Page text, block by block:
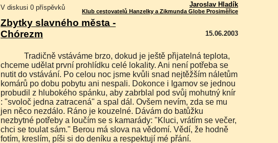
V diskusi 0 příspěvků Jaroslav Hladík
Klub cestovatelů Hanzelky a Zikmunda Globe Prosiměřice
Zbytky slavného města -
Chórezm
15.06.2003
Tradičně vstáváme brzo, dokud je ještě přijatelná teplota,
chceme udělat první prohlídku celé lokality. Ani není potřeba se
nutit do vstávání. Po celou noc jsme kvůli snad nejtěžším náletům
komárů po dobu pobytu ani nespali. Dokonce i Igamov se jednou
probudil z hlubokého spánku, aby zabrblal pod svůj mohutný knír
: "svoloč jedna zatracená" a spal dál. Ovšem nevím, zda se mu
jen něco nezdálo. Ráno je kouzelné. Dávám do batůžku
nezbytné potřeby a loučím se s kamarády: "Kluci, vrátím se večer,
chci se toulat sám." Berou má slova na vědomí. Vědí, že hodně
fotím, kreslím, píši si do deníku a respektují mé přání.